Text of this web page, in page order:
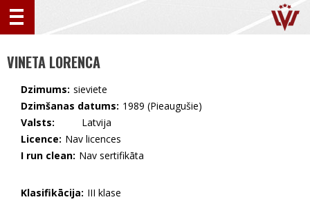
VINETA LORENCA
Dzimums: sieviete
Dzimšanas datums: 1989 (Pieaugušie)
Valsts:
🇱🇻 Latvija
Licence: Nav licences
I run clean: Nav sertifikāta
Klasifikācija: III klase